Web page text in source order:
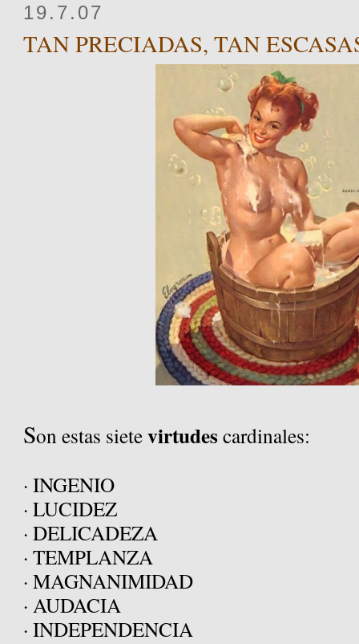
19.7.07
TAN PRECIADAS, TAN
Son estas sietevirtudescardinales:
· INGENIO
· LUCIDEZ
· DELICADEZA
· TEMPLANZA
· MAGNANIMIDAD
· AUDACIA
· INDEPENDENCIA